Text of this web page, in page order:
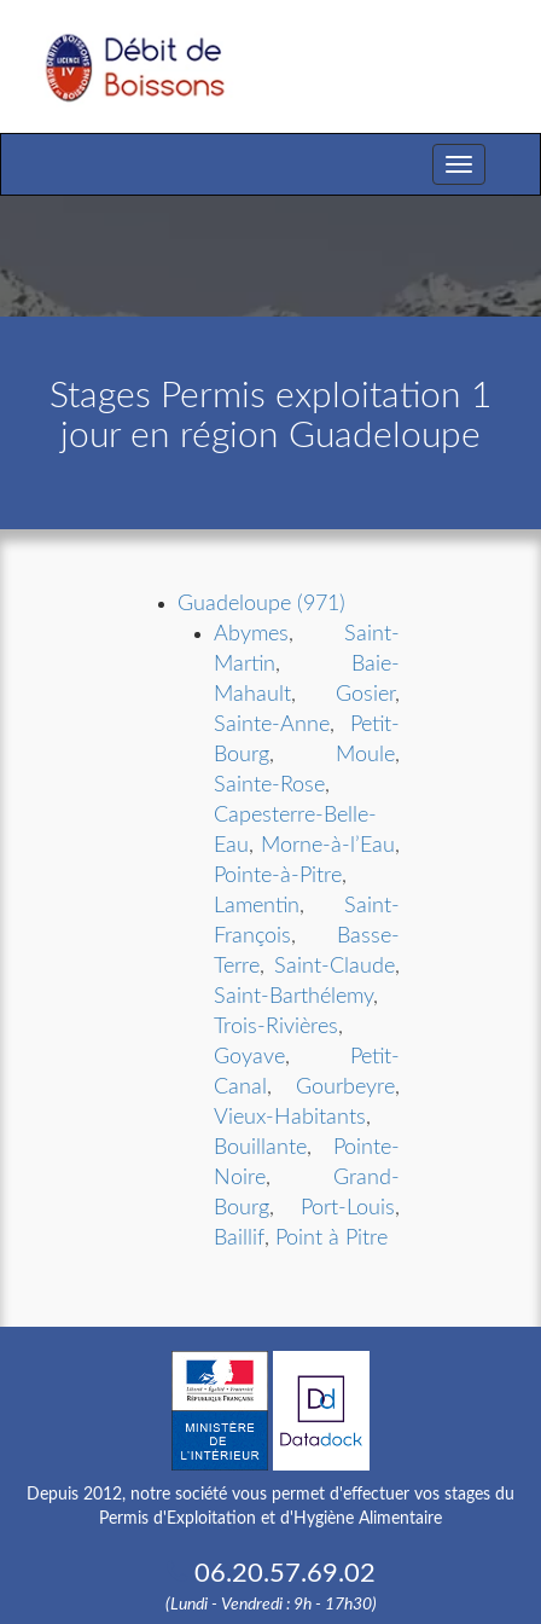
Toggle
navigation
Stages Permis exploitation 1
jour en région Guadeloupe
Guadeloupe (971)
Abymes, Saint-
Martin,
Baie-
Mahault, Gosier,
Sainte-Anne,
Petit-
Bourg, Moule,
Sainte-Rose,
Capesterre-Belle-
Eau, Morne-à-l’Eau,
Pointe-à-Pitre,
Lamentin, Saint-
François,
Basse-
Terre, Saint-Claude,
Saint-Barthélemy,
Trois-Rivières,
Goyave,
Petit-
Canal , Gourbeyre,
Vieux-Habitants,
Bouillante,
Pointe-
Noire, Grand-
Bourg, Port-Louis,
Baillif, Point à Pitre
Depuis 2012, notre société vous permet d'effectuer vos stages du
Permis d'Exploitation et d'Hygiène Alimentaire
06.20.57.69.02
(Lundi - Vendredi : 9h - 17h30)